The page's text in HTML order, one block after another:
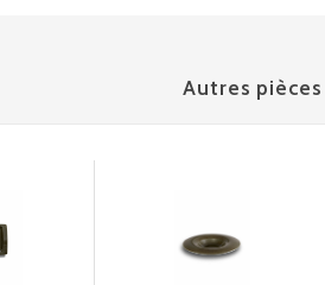
Autres pièces